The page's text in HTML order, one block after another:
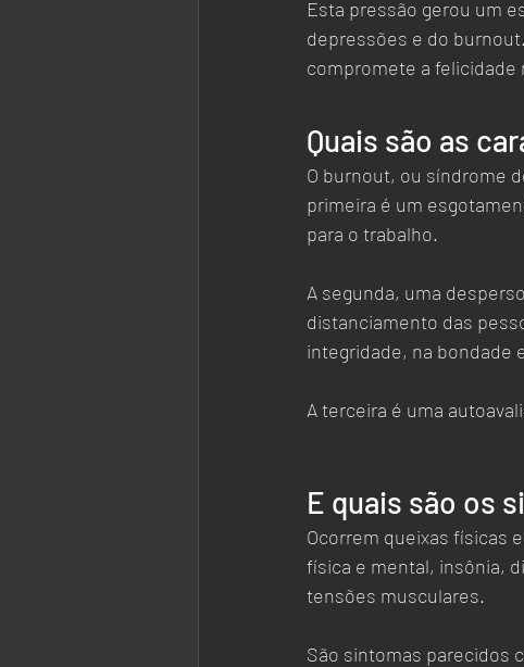
Esta pressão gerou um
depressões e do
compromete a felicidade
Quais são as
O burnout, ou síndrome
primeira é um
para o trabalho.
A segunda, uma
distanciamento das
integridade, na bondade
A terceira é uma
E quais são os
Ocorrem queixas físicas
física e mental, insônia,
tensões musculares.
São sintomas parecidos